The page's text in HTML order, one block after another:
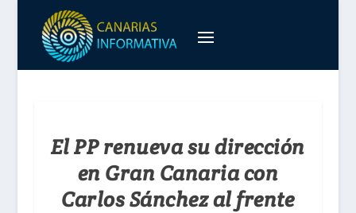
El PP renueva su dirección
en Gran Canaria con
Carlos Sánchez al frente